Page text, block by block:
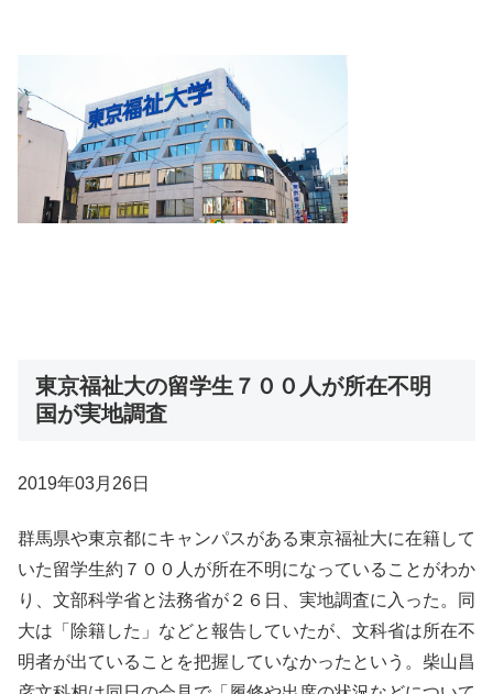
東京福祉大の留学生７００人が所在不明
国が実地調査
2019年03月26日
群馬県や東京都にキャンパスがある東京福祉大に在籍して
いた留学生約７００人が所在不明になっていることがわか
り、文部科学省と法務省が２６日、実地調査に入った。同
大は「除籍した」などと報告していたが、文科省は所在不
明者が出ていることを把握していなかったという。柴山昌